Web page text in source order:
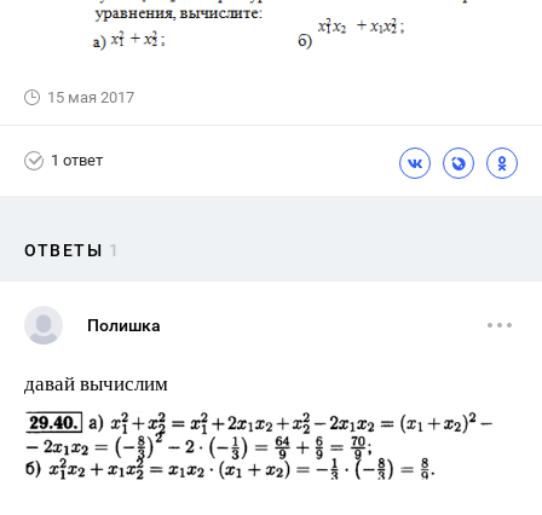
15 мая 2017
1 ответ
ОТВЕТЫ 1
Полишка
давай вычислим